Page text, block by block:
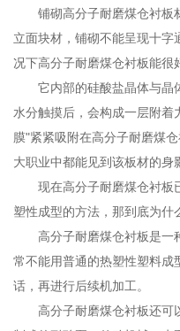
铺砌高分子耐磨煤仓衬板
立面块材，铺砌不能呈现十
况下高分子耐磨煤仓衬板能很
它内部的硅酸盐晶体与晶
水分触摸后，会构成一层附
膜"紧紧吸附在高分子耐磨煤
大职业中都能见到该板材的身
现在高分子耐磨煤仓衬板
塑性成型的方法，那到底为什
高分子耐磨煤仓衬板是一
常不能用普通的热塑性塑料成
话，再进行后续机加工。
高分子耐磨煤仓衬板还可